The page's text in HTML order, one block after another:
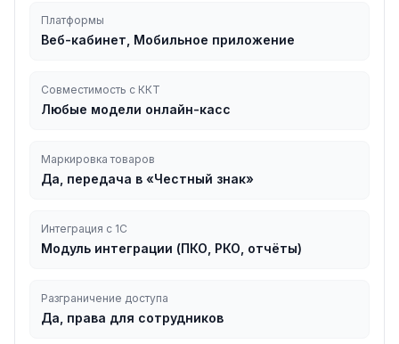
Платформы
Веб-кабинет, Мобильное приложение
Совместимость с ККТ
Любые модели онлайн-касс
Маркировка товаров
Да, передача в «Честный знак»
Интеграция с 1С
Модуль интеграции (ПКО, РКО, отчёты)
Разграничение доступа
Да, права для сотрудников